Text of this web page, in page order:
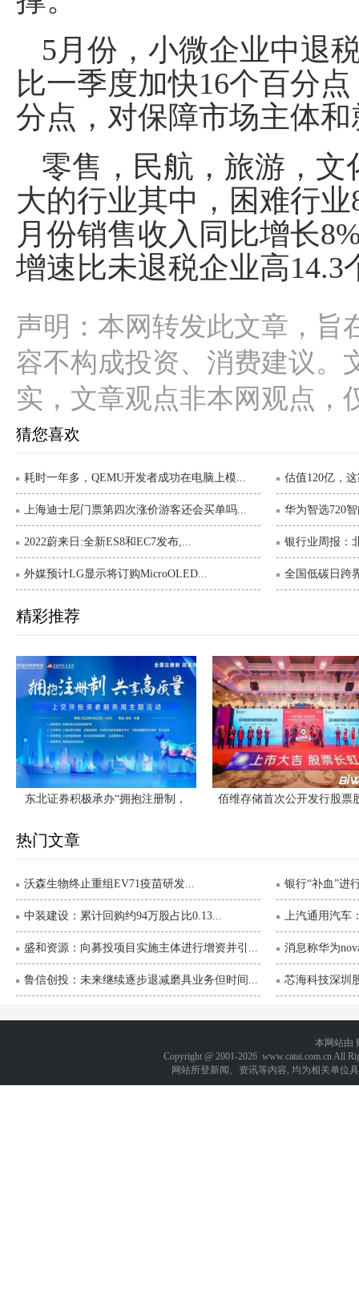
5月份，小微企业中退
比一季度加快16个百分
分点，对保障市场主体
零售，民航，旅游，
大的行业其中，困难行
月份销售收入同比增长
增速比未退税企业高14.3
声明：本网转发此文章，旨
容不构成投资、消费建议。
实，文章观点非本网观点，
猜您喜欢
耗时一年多，QEMU开发者成功在电脑上模... 估值120亿，
上海迪士尼门票第四次涨价游客还会买单吗... 华为智选720
2022蔚来日:全新ES8和EC7发布,... 银行业周报：
外媒预计LG显示将订购MicroOLED... 全国低碳日跨
精彩推荐
东北证券积极承办“拥抱注册制， 佰维存储首次公开发行股票
热门文章
沃森生物终止重组EV71疫苗研发... 银行“补血”进
中装建设：累计回购约94万股占比0.13... 上汽通用汽车
盛和资源：向募投项目实施主体进行增资并引... 消息称华为
鲁信创投：未来继续逐步退减磨具业务但时间... 芯海科技深圳
本网站由
Copyright @ 2001-2026 www.catai.com.cn All
网站所登新闻、资讯等内容, 均为相关单位